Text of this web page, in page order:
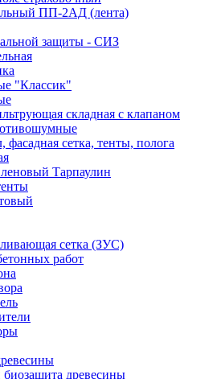
ПП-2АД (лента)
защиты - СИЗ
"Классик"
складная с клапаном
сетка, тенты, полога
Тарпаулин
сетка (ЗУС)
работ
древесины